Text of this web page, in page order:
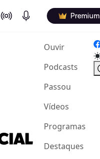
On Air Podcasts Premium
Ouvir(current)
Podcasts
Passou
Vídeos
Programas
Destaques